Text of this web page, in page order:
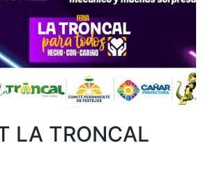
LA TRONCAL